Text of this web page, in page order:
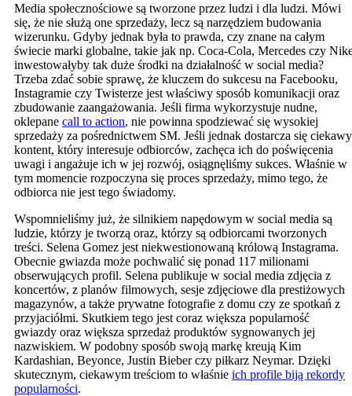
Media społecznościowe są tworzone przez ludzi i dla ludzi. Mówi
się, że nie służą one sprzedaży, lecz są narzędziem budowania
wizerunku. Gdyby jednak była to prawda, czy znane na całym
świecie marki globalne, takie jak np. Coca-Cola, Mercedes czy
inwestowałyby tak duże środki na działalność w social media?
Trzeba zdać sobie sprawę, że kluczem do sukcesu na Facebooku,
Instagramie czy Twisterze jest właściwy sposób komunikacji oraz
zbudowanie zaangażowania. Jeśli firma wykorzystuje nudne,
oklepane call to action, nie powinna spodziewać się wysokiej
sprzedaży za pośrednictwem SM. Jeśli jednak dostarcza się ciekawy
kontent, który interesuje odbiorców, zachęca ich do poświęcenia
uwagi i angażuje ich w jej rozwój, osiągnęliśmy sukces. Właśnie w
tym momencie rozpoczyna się proces sprzedaży, mimo tego, że
odbiorca nie jest tego świadomy.
Wspomnieliśmy już, że silnikiem napędowym w social media są
ludzie, którzy je tworzą oraz, którzy są odbiorcami tworzonych
treści. Selena Gomez jest niekwestionowaną królową Instagrama.
Obecnie gwiazda może pochwalić się ponad 117 milionami
obserwujących profil. Selena publikuje w social media zdjęcia z
koncertów, z planów filmowych, sesje zdjęciowe dla prestiżowych
magazynów, a także prywatne fotografie z domu czy ze spotkań z
przyjaciółmi. Skutkiem tego jest coraz większa popularność
gwiazdy oraz większa sprzedaż produktów sygnowanych jej
nazwiskiem. W podobny sposób swoją markę kreują Kim
Kardashian, Beyonce, Justin Bieber czy piłkarz Neymar. Dzięki
skutecznym, ciekawym treściom to właśnie ich profile biją rekordy
popularności.